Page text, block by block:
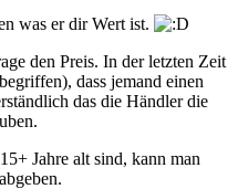
was er dir Wert ist.
den Preis. In der letzten Zeit
dass jemand einen
das die Händler die
Jahre alt sind, kann man